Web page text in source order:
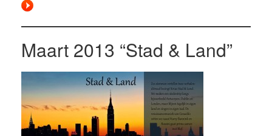
Maart 2013 “Stad & Land”